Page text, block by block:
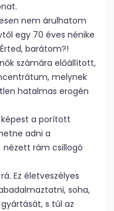
nem árulhatom
egy 70 éves nénike
barátom?!
számára előállított,
melynek
hatalmas erogén
képest a porított
adni a
nézett rám csillogó
Ez életveszélyes
soha,
s túl az